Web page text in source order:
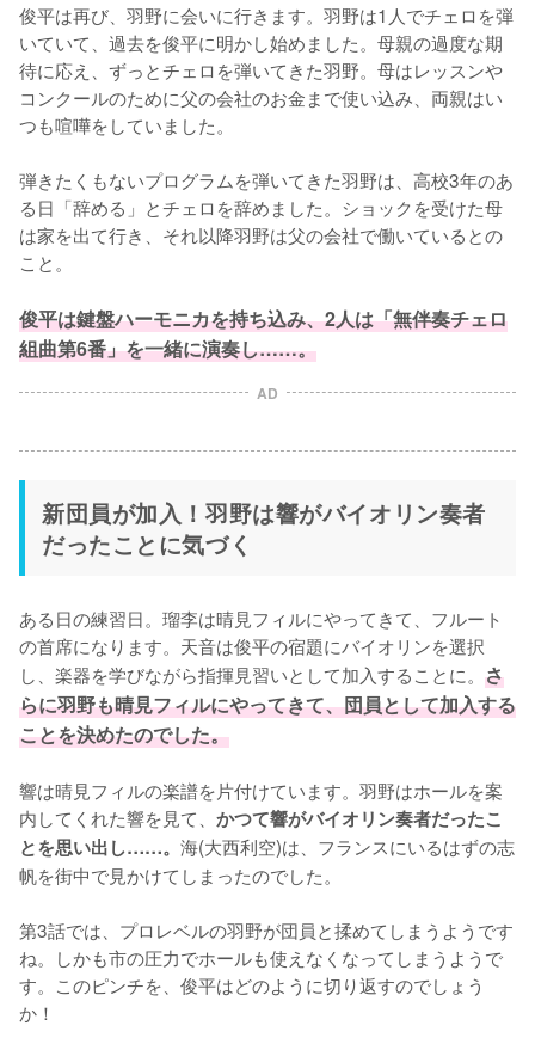
俊平は再び、羽野に会いに行きます。羽野は1人でチェロを弾
いていて、過去を俊平に明かし始めました。母親の過度な期
待に応え、ずっとチェロを弾いてきた羽野。母はレッスンや
コンクールのために父の会社のお金まで使い込み、両親はい
つも喧嘩をしていました。
弾きたくもないプログラムを弾いてきた羽野は、高校3年のあ
る日「辞める」とチェロを辞めました。ショックを受けた母
は家を出て行き、それ以降羽野は父の会社で働いているとの
こと。
俊平は鍵盤ハーモニカを持ち込み、2人は「無伴奏チェロ
組曲第6番」を一緒に演奏し……。
AD
新団員が加入！羽野は響がバイオリン奏者
だったことに気づく
ある日の練習日。瑠李は晴見フィルにやってきて、フルート
の首席になります。天音は俊平の宿題にバイオリンを選択
し、楽器を学びながら指揮見習いとして加入することに。 さ
らに羽野も晴見フィルにやってきて、団員として加入する
ことを決めたのでした。
響は晴見フィルの楽譜を片付けています。羽野はホールを案
内してくれた響を見て、 かつて響がバイオリン奏者だったこ
とを思い出し……。 海(大西利空)は、フランスにいるはずの志
帆を街中で見かけてしまったのでした。
第3話では、プロレベルの羽野が団員と揉めてしまうようです
ね。しかも市の圧力でホールも使えなくなってしまうようで
す。このピンチを、俊平はどのように切り返すのでしょう
か！